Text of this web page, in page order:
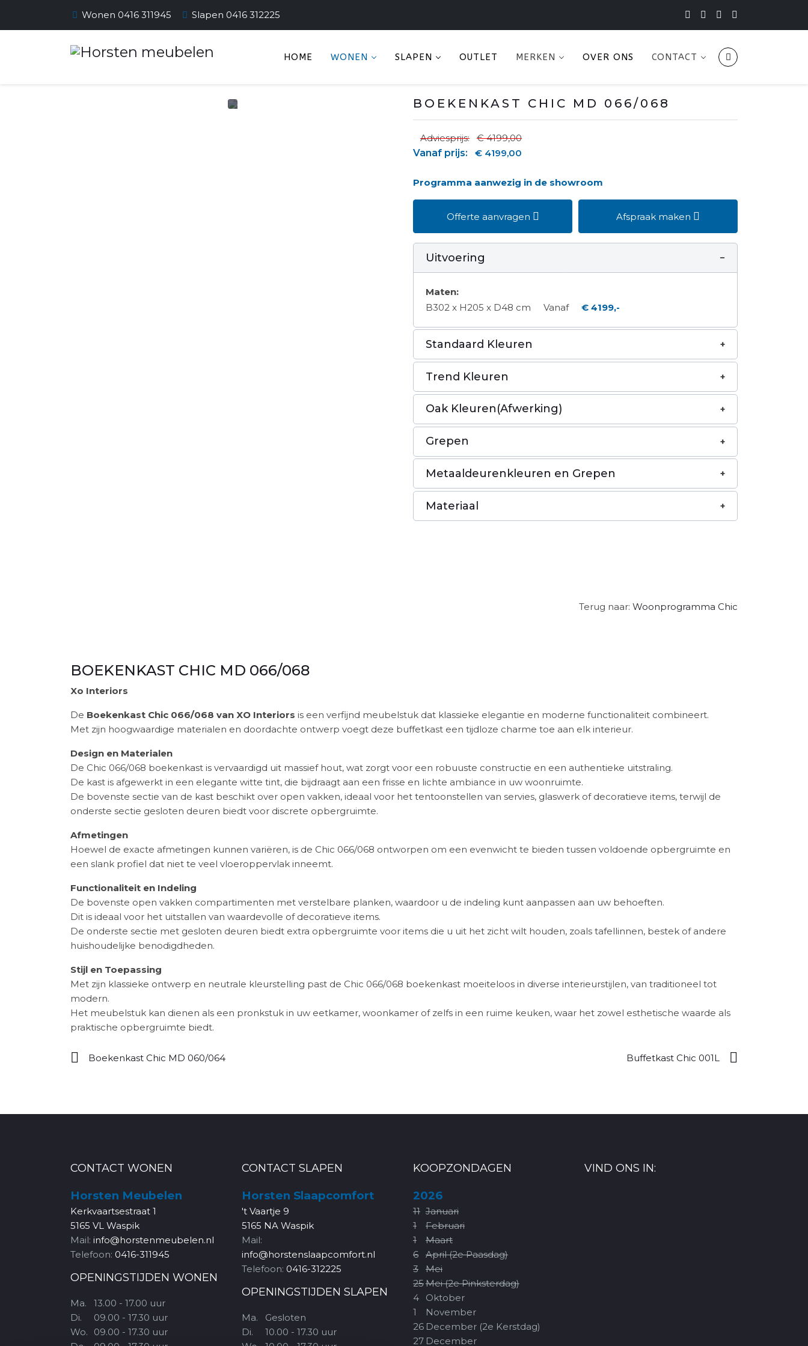
Wonen 0416 311945 Slapen 0416 312225
HOME WONEN SLAPEN OUTLET MERKEN OVER ONS CONTACT
BOEKENKAST CHIC MD 066/068
Adviesprijs:
€ 4199,00
Vanaf prijs:
€ 4199,00
Programma aanwezig in de showroom
Offerte aanvragen Afspraak maken
Uitvoering
Maten:
B302 x H205 x D48 cm
Vanaf € 4199,-
Standaard Kleuren
Trend Kleuren
Oak Kleuren(Afwerking)
Grepen
Metaaldeurenkleuren en Grepen
Materiaal
Terug naar: Woonprogramma Chic
BOEKENKAST CHIC MD 066/068
Xo Interiors
De Boekenkast Chic 066/068 van XO Interiors is een verfijnd meubelstuk dat klassieke elegantie en moderne functionaliteit combineert.
Met zijn hoogwaardige materialen en doordachte ontwerp voegt deze buffetkast een tijdloze charme toe aan elk interieur.
Design en Materialen
De Chic 066/068 boekenkast is vervaardigd uit massief hout, wat zorgt voor een robuuste constructie en een authentieke uitstraling.
De kast is afgewerkt in een elegante witte tint, die bijdraagt aan een frisse en lichte ambiance in uw woonruimte.
De bovenste sectie van de kast beschikt over open vakken, ideaal voor het tentoonstellen van servies, glaswerk of decoratieve items, terwijl de
onderste sectie gesloten deuren biedt voor discrete opbergruimte.
Afmetingen
Hoewel de exacte afmetingen kunnen variëren, is de Chic 066/068 ontworpen om een evenwicht te bieden tussen voldoende opbergruimte en
een slank profiel dat niet te veel vloeroppervlak inneemt.
Functionaliteit en Indeling
De bovenste open vakken compartimenten met verstelbare planken, waardoor u de indeling kunt aanpassen aan uw behoeften.
Dit is ideaal voor het uitstallen van waardevolle of decoratieve items.
De onderste sectie met gesloten deuren biedt extra opbergruimte voor items die u uit het zicht wilt houden, zoals tafellinnen, bestek of andere
huishoudelijke benodigdheden.
Stijl en Toepassing
Met zijn klassieke ontwerp en neutrale kleurstelling past de Chic 066/068 boekenkast moeiteloos in diverse interieurstijlen, van traditioneel tot
modern.
Het meubelstuk kan dienen als een pronkstuk in uw eetkamer, woonkamer of zelfs in een ruime keuken, waar het zowel esthetische waarde als
praktische opbergruimte biedt.
Boekenkast Chic MD 060/064 Buffetkast Chic 001L
CONTACT WONEN
Horsten Meubelen
Kerkvaartsestraat 1
5165 VL Waspik
Mail: info@horstenmeubelen.nl
Telefoon: 0416-311945
OPENINGSTIJDEN WONEN
Ma.
Di.
Wo.
13.00 - 17.00 uur
09.00 - 17.30 uur
09.00 - 17.30 uur
CONTACT SLAPEN
Horsten Slaapcomfort
't Vaartje 9
5165 NA Waspik
Mail:
info@horstenslaapcomfort.nl
Telefoon: 0416-312225
OPENINGSTIJDEN SLAPEN
Ma.
Di.
Gesloten
10.00 - 17.30 uur
KOOPZONDAGEN
2026
11 Januari
1
Februari
1
Maart
6
April (2e Paasdag)
3
Mei
25Mei (2e Pinksterdag)
4
Oktober
1
November
26 December (2e Kerstdag)
27 December
VIND ONS IN: